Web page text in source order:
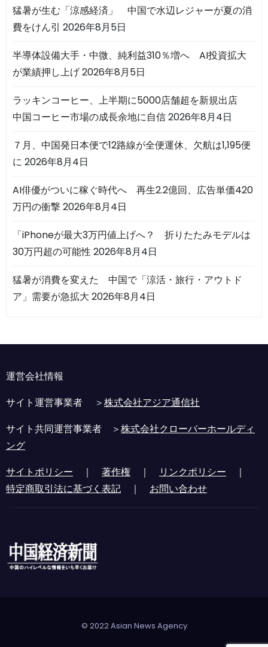
猛暑が生む「涼感経済」 中国で水辺レジャーが夏の消
費をけん引 2026年8月5日
半導体設備大手・中微、純利益310％増へ AI投資拡大
が業績押し上げ2026年8月5日
ラッキンコーヒー、上半期に5000店舗超を新規出店
中国コーヒー市場の成長余地に自信2026年8月4日
７月、中国発日本便で12路線が全便運休、欠航は1,195便
に 2026年8月4日
AI俳優がついに稼ぐ時代へ 再生2.2億回、広告単価420
万円の衝撃2026年8月4日
「iPhoneが最大3万円値上げへ？ 折りたたみモデルは
30万円超の可能性2026年8月4日
猛暑が消費を変えた 中国で「涼活・旅行・アウトド
ア」需要が急拡大 2026年8月4日
運営会社情報
サイト運営事業者 ＞株式会社アジア通信社
サイト共同運営事業者 ＞株式会社クローバーホールディ
ング
サイトポリシー ｜ 著作権 ｜ リンクポリシー ｜
特定商取引法に基づく表記 ｜ お問い合わせ
© 2022 Asian News Agency